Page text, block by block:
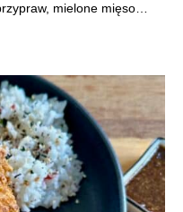
mielone mięso…